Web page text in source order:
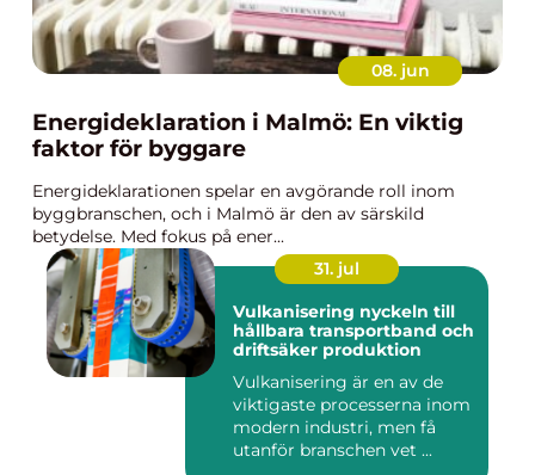
08. jun
Energideklaration i Malmö: En viktig
faktor för byggare
Energideklarationen spelar en avgörande roll inom
byggbranschen, och i Malmö är den av särskild
betydelse. Med fokus på ener...
31. jul
Vulkanisering nyckeln till
hållbara transportband och
driftsäker produktion
Vulkanisering är en av de
viktigaste processerna inom
modern industri, men få
utanför branschen vet ...